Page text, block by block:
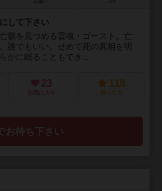
して下さい
骸を見つめる霊魂・ゴースト。亡
誰でもいい。せめて死の真相を明
かに眠ることもでき...
23
お気に入り
118
持ってる
お待ち下さい